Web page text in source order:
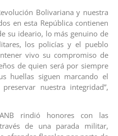
Bolivariana y nuestra
en esta República contienen
su ideario, lo más genuino de
los policías y el pueblo
vivo su compromiso de
de quien será por siempre
huellas siguen marcando el
nuestra integridad”,
rindió honores con las
de una parada militar,